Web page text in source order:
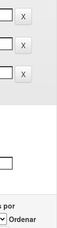
por
Ordenar